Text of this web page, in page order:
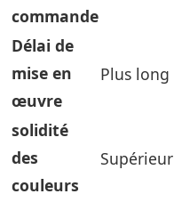
commande
Délai de
mise en
œuvre
Plus long
solidité
des
couleurs
Supérieur